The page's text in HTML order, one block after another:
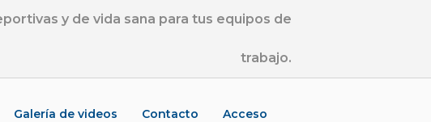
y de vida sana para tus equipos de
trabajo.
Galería de videos Contacto Acceso